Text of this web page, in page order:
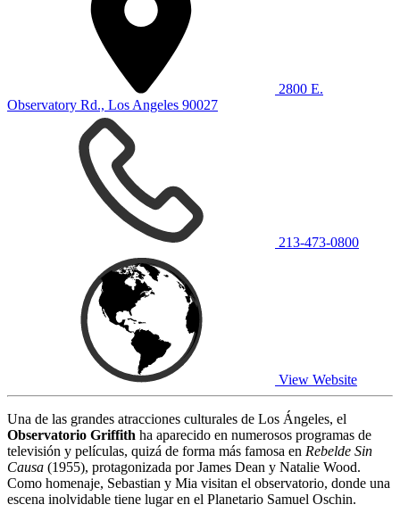
2800 E.
Observatory Rd., Los Angeles 90027
213-473-0800
View Website
Una de las grandes atracciones culturales de Los Ángeles, el
Observatorio Griffith ha aparecido en numerosos programas de
televisión y películas, quizá de forma más famosa en Rebelde Sin
Causa (1955), protagonizada por James Dean y Natalie Wood.
Como homenaje, Sebastian y Mia visitan el observatorio, donde una
escena inolvidable tiene lugar en el Planetario Samuel Oschin.